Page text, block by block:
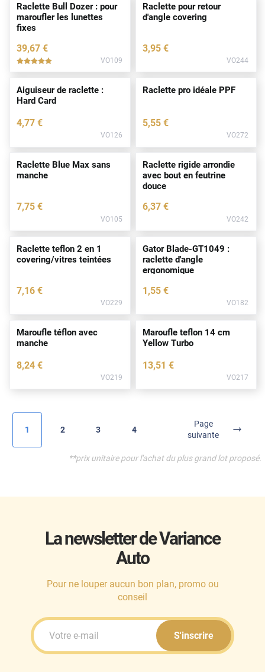
Raclette Bull Dozer : pour
maroufler les lunettes
fixes
39,67 €
VO109
Raclette pour retour
d'angle covering
3,95 €
VO244
Aiguiseur de raclette :
Hard Card
4,77 €
VO126
Raclette pro idéale PPF
5,55 €
VO272
Raclette Blue Max sans
manche
7,75 €
VO105
Raclette rigide arrondie
avec bout en feutrine
douce
6,37 €
VO242
Raclette teflon 2 en 1
covering/vitres teintées
7,16 €
VO229
Gator Blade-GT1049 :
raclette d'angle
ergonomique
1,55 €
VO182
Maroufle téflon avec
manche
8,24 €
VO219
Maroufle teflon 14 cm
Yellow Turbo
13,51 €
VO217
1 2 3 4
Page
suivante
**prix unitaire pour l'achat du plus grand lot proposé.
La newsletter de Variance
Auto
Pour ne louper aucun bon plan, promo ou
conseil
S'inscrire